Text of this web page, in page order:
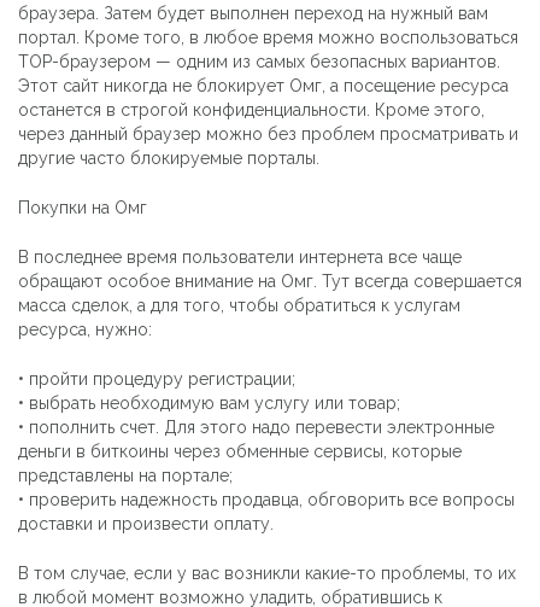
браузера. Затем будет выполнен переход на нужный вам
портал. Кроме того, в любое время можно воспользоваться
ТОР-браузером — одним из самых безопасных вариантов.
Этот сайт никогда не блокирует Омг, а посещение ресурса
останется в строгой конфиденциальности. Кроме этого,
через данный браузер можно без проблем просматривать и
другие часто блокируемые порталы.
Покупки на Омг
В последнее время пользователи интернета все чаще
обращают особое внимание на Омг. Тут всегда совершается
масса сделок, а для того, чтобы обратиться к услугам
ресурса, нужно:
• пройти процедуру регистрации;
• выбрать необходимую вам услугу или товар;
• пополнить счет. Для этого надо перевести электронные
деньги в биткоины через обменные сервисы, которые
представлены на портале;
• проверить надежность продавца, обговорить все вопросы
доставки и произвести оплату.
В том случае, если у вас возникли какие-то проблемы, то их
в любой момент возможно уладить, обратившись к